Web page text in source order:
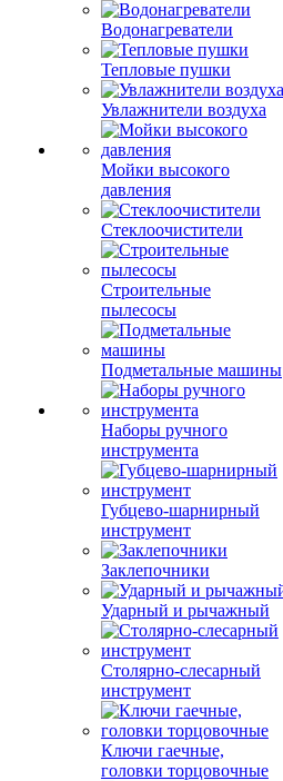
Водонагреватели
Тепловые пушки
Увлажнители воздуха
Мойки высокого
давления
Стеклоочистители
Строительные
пылесосы
Подметальные машины
Наборы ручного
инструмента
Губцево-шарнирный
инструмент
Заклепочники
Ударный и рычажный
Столярно-слесарный
инструмент
Ключи гаечные,
головки торцовочные